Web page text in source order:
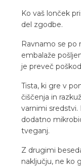
Ko vaš lonček
del zgodbe.
Ravnamo se po
embalaže
je preveč
Tista, ki gre v
čiščenja in
varnimi
dodatno
tveganj.
Z drugimi
naključju, ne ko